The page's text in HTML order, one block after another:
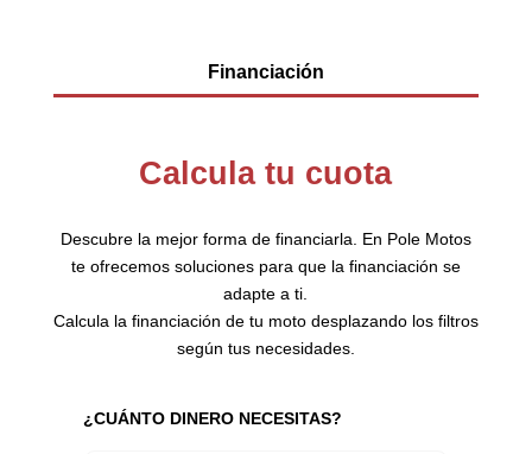
Financiación
Calcula tu cuota
Descubre la mejor forma de financiarla. En Pole Motos
te ofrecemos soluciones para que la financiación se
adapte a ti.
Calcula la financiación de tu moto desplazando los filtros
según tus necesidades.
¿CUÁNTO DINERO NECESITAS?